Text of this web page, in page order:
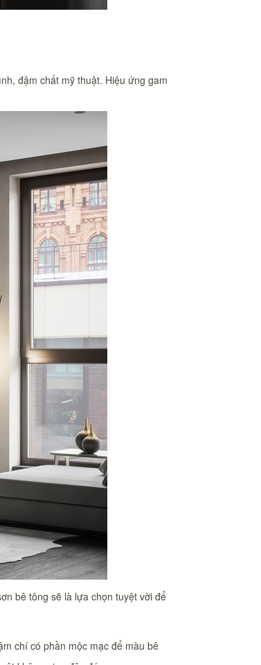
đậm chất mỹ thuật. Hiệu ứng gam
bê tông sẽ là lựa chọn tuyệt vời để
chí có phần mộc mạc để màu bê